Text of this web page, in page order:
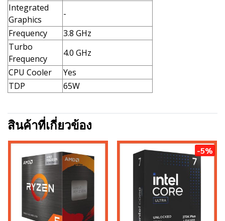
Integrated
Graphics
-
Frequency
3.8 GHz
Turbo
Frequency
4.0 GHz
CPU Cooler
Yes
TDP
65W
สินค้าที่เกี่ยวข้อง
-5%